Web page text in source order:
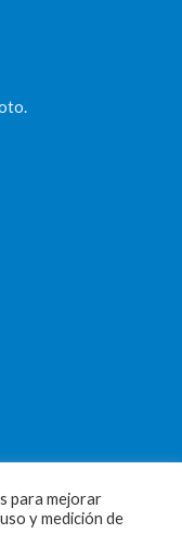
para mejorar
y medición de